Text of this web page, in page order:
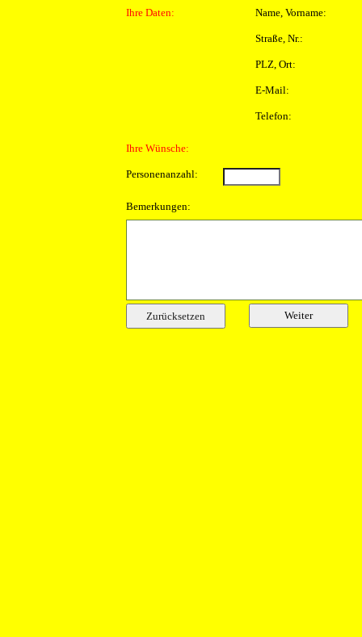
Ihre Daten: Name, Vorname:
Straße, Nr.:
PLZ, Ort:
Telefon:
E-Mail:
Ihre Wünsche:
Personenanzahl:
Bemerkungen: